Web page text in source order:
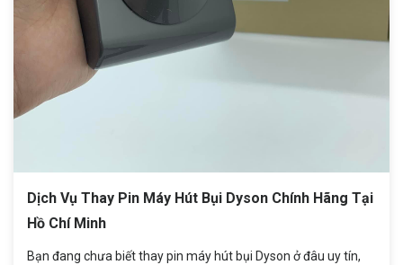
Dịch Vụ Thay Pin Máy Hút Bụi Dyson Chính Hãng Tại
Hồ Chí Minh
Bạn đang chưa biết thay pin máy hút bụi Dyson ở đâu uy tín,